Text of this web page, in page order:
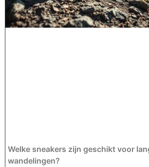
Welke sneakers zijn geschikt voor
wandelingen?